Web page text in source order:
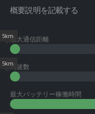
概要説明を記載する
最大通信距離
5km
周波数
5km
最大バッテリー稼働時間